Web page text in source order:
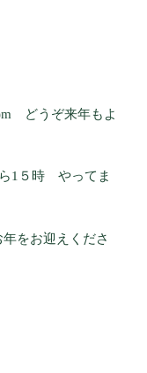
どうぞ来年もよ
1５時 やってま
をお迎えくださ